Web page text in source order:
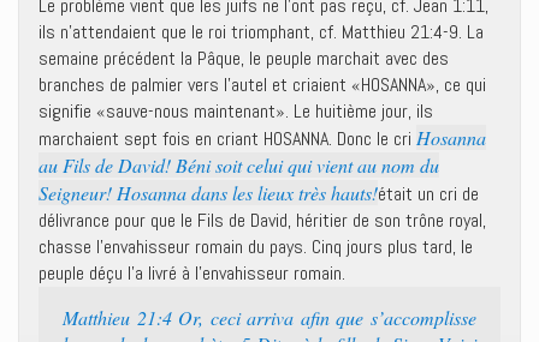
Le problème vient que les juifs ne l’ont pas reçu, cf. Jean 1:11,
ils n’attendaient que le roi triomphant, cf. Matthieu 21:4-9. La
semaine précédent la Pâque, le peuple marchait avec des
branches de palmier vers l’autel et criaient «HOSANNA», ce qui
signifie «sauve-nous maintenant». Le huitième jour, ils
marchaient sept fois en criant HOSANNA. Donc le cri Hosanna
au Fils de David! Béni soit celui qui vient au nom du
Seigneur! Hosanna dans les lieux très hauts!était un cri de
délivrance pour que le Fils de David, héritier de son trône royal,
chasse l’envahisseur romain du pays. Cinq jours plus tard, le
peuple déçu l’a livré à l’envahisseur romain.
Matthieu 21:4 Or, ceci arriva afin que s’accomplisse